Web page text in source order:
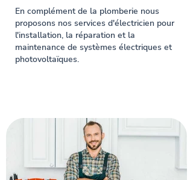
En complément de la plomberie nous
proposons nos services d'électricien pour
l'installation, la réparation et la
maintenance de systèmes électriques et
photovoltaïques.